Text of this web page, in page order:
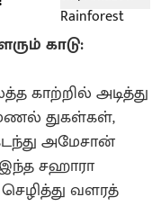
காடு:
காற்றில் அடித்து
துகள்கள்,
அமேசான்
சஹாரா
வளரத்